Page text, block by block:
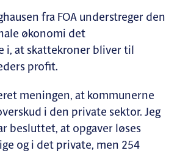
fra FOA understreger den
økonomi det
i, at skattekroner bliver til
profit.
meningen, at kommunerne
i den private sektor. Jeg
besluttet, at opgaver løses
og i det private, men 254